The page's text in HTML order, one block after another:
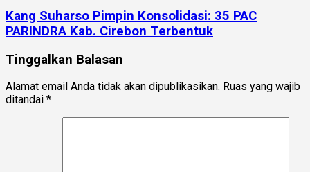
Kang Suharso Pimpin Konsolidasi: 35 PAC
PARINDRA Kab. Cirebon Terbentuk
Tinggalkan Balasan
Alamat email Anda tidak akan dipublikasikan. Ruas yang wajib
ditandai *